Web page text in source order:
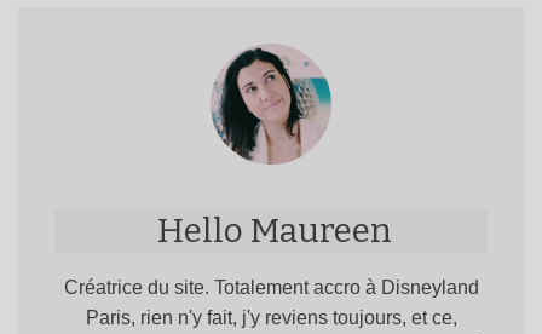
Hello Maureen
Créatrice du site. Totalement accro à Disneyland
Paris, rien n'y fait, j'y reviens toujours, et ce,